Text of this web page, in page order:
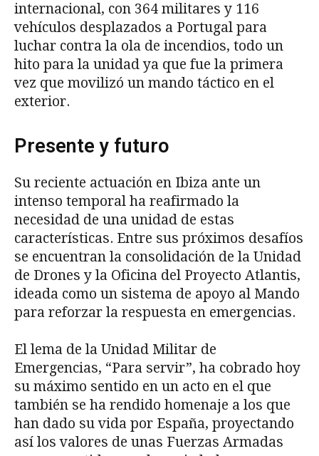
internacional, con 364 militares y 116
vehículos desplazados a Portugal para
luchar contra la ola de incendios, todo un
hito para la unidad ya que fue la primera
vez que movilizó un mando táctico en el
exterior.
Presente y futuro
Su reciente actuación en Ibiza ante un
intenso temporal ha reafirmado la
necesidad de una unidad de estas
características. Entre sus próximos desafíos
se encuentran la consolidación de la Unidad
de Drones y la Oficina del Proyecto Atlantis,
ideada como un sistema de apoyo al Mando
para reforzar la respuesta en emergencias.
El lema de la Unidad Militar de
Emergencias, “Para servir”, ha cobrado hoy
su máximo sentido en un acto en el que
también se ha rendido homenaje a los que
han dado su vida por España, proyectando
así los valores de unas Fuerzas Armadas